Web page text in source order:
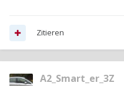
Zitieren
A2_Smart_er_3Z